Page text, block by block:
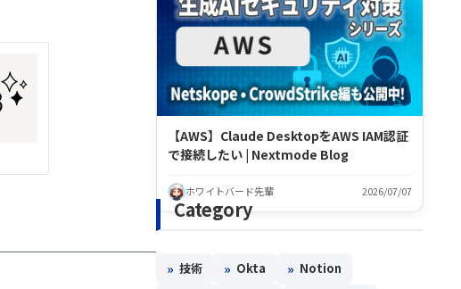
【AWS】Claude DesktopをAWS IAM認証
で接続したい | Nextmode Blog
ホワイトバード先輩 2026/07/07
Category
» 技術 » Okta » Notion